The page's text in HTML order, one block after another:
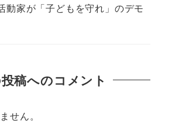
動家が「子どもを守れ」のデモ
稿へのコメント
せん。